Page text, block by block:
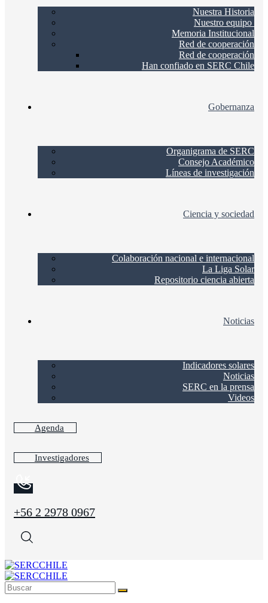
Nuestra Historia
Nuestro equipo
Memoria Institucional
Red de cooperación
Red de cooperación
Han confiado en SERC Chile
Gobernanza
Organigrama de SERC
Consejo Académico
Líneas de investigación
Ciencia y sociedad
Colaboración nacional e internacional
La Liga Solar
Repositorio ciencia abierta
Noticias
Indicadores solares
Noticias
SERC en la prensa
Videos
Agenda
Investigadores
+56 2 2978 0967